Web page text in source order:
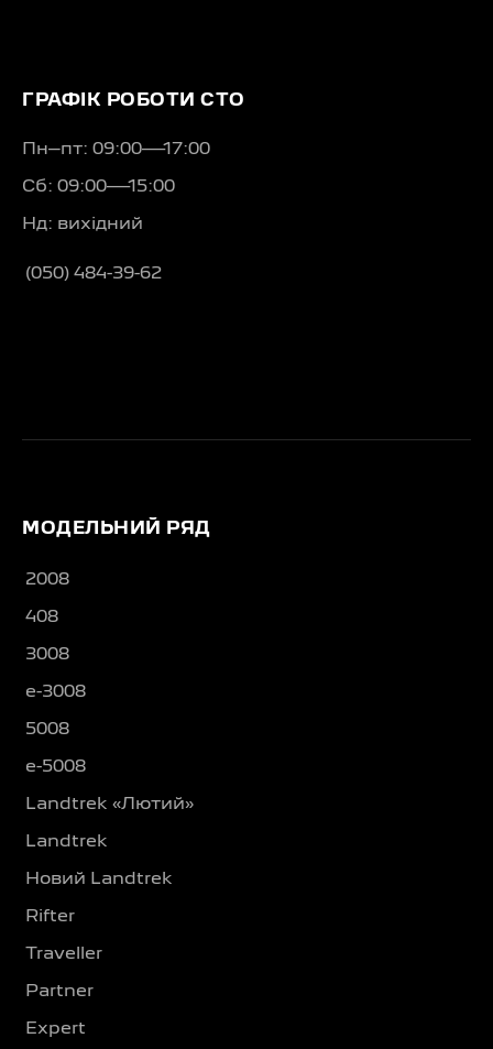
ГРАФІК РОБОТИ СТО
Пн–пт: 09:00—17:00
Сб: 09:00—15:00
Нд: вихідний
(050) 484-39-62
МОДЕЛЬНИЙ РЯД
2008
408
3008
e-3008
5008
e-5008
Landtrek «Лютий»
Landtrek
Новий Landtrek
Rifter
Traveller
Partner
Expert